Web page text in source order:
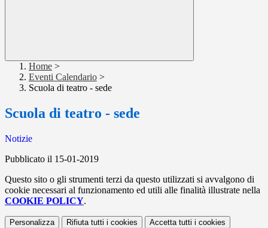
Home >
Eventi Calendario >
Scuola di teatro - sede
Scuola di teatro - sede
Notizie
Pubblicato il 15-01-2019
Questo sito o gli strumenti terzi da questo utilizzati si avvalgono di
cookie necessari al funzionamento ed utili alle finalità illustrate nella
COOKIE POLICY.
Personalizza Rifiuta tutti i cookies Accetta tutti i cookies